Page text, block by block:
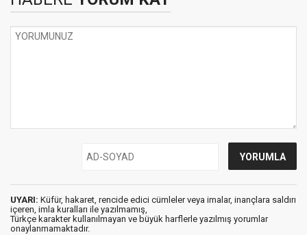
UYARI: Küfür, hakaret, rencide edici cümleler veya imalar, inançlara saldırı
içeren, imla kuralları ile yazılmamış,
Türkçe karakter kullanılmayan ve büyük harflerle yazılmış yorumlar
onaylanmamaktadır.